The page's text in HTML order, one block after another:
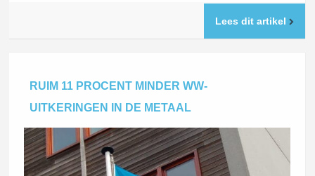
Lees dit artikel
RUIM 11 PROCENT MINDER WW-
UITKERINGEN IN DE METAAL